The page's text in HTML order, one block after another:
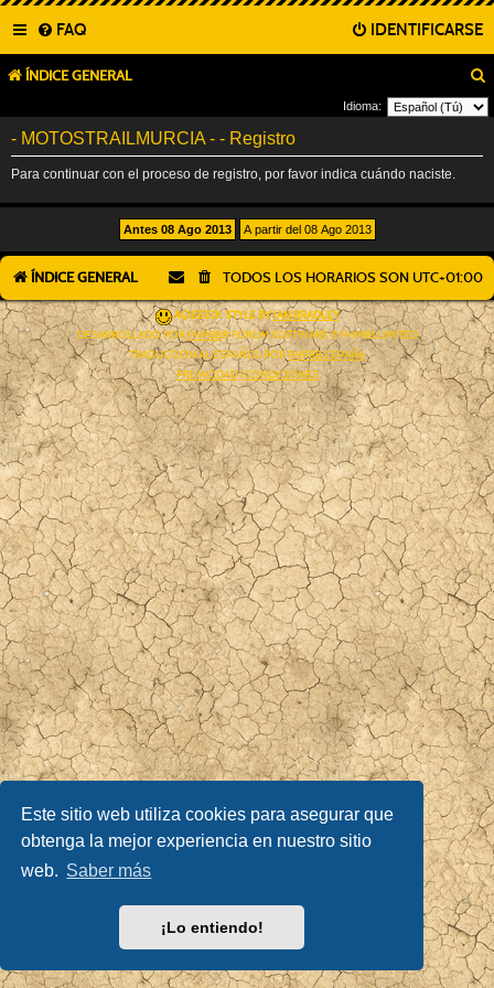
Este sitio web utiliza cookies para asegurar que
obtenga la mejor experiencia en nuestro sitio
web. Saber más
¡Lo entiendo!
FAQ IDENTIFICARSE
ÍNDICE GENERAL
Idioma:
- MOTOSTRAILMURCIA - - Registro
Para continuar con el proceso de registro, por favor indica cuándo naciste.
ÍNDICE GENERAL TODOS LOS HORARIOS SON UTC+01:00
AÇIEEED! STYLE BYIAN BRADLEY
DESARROLLADO POR PHPBB® FORUM SOFTWARE © PHPBB LIMITED
TRADUCCIÓN AL ESPAÑOL POR PHPBB ESPAÑA
PRIVACIDAD|CONDICIONES